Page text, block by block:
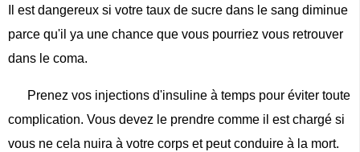
Il est dangereux si votre taux de sucre dans le sang diminue
parce qu'il ya une chance que vous pourriez vous retrouver
dans le coma.
Prenez vos injections d'insuline à temps pour éviter toute
complication. Vous devez le prendre comme il est chargé si
vous ne cela nuira à votre corps et peut conduire à la mort.